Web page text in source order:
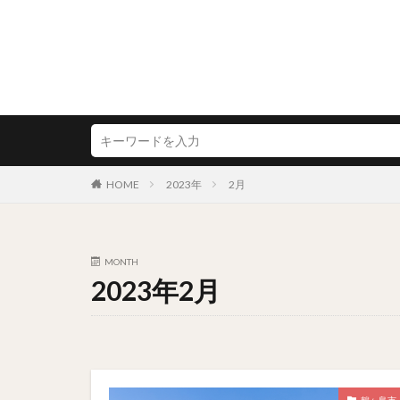
HOME 2023年 2月
MONTH
2023年2月